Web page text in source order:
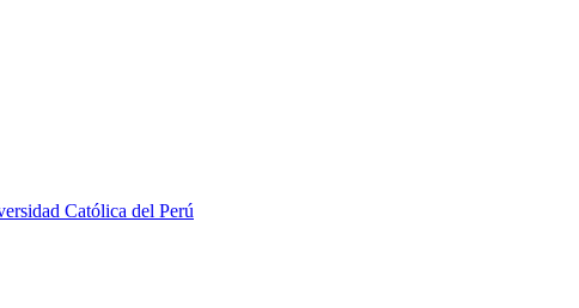
Católica del Perú